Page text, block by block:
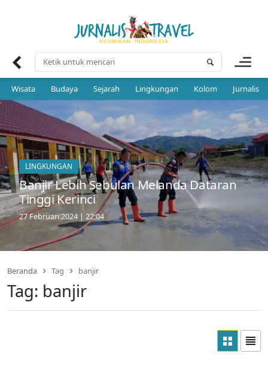
Wisata Budaya Sejarah Lingkungan Kolom Jurnalis
LINGKUNGAN
Banjir Lebih Sebulan Melanda Dataran
Tinggi Kerinci
27 Februari 2024 | 22:04
Beranda Tag banjir
Tag: banjir